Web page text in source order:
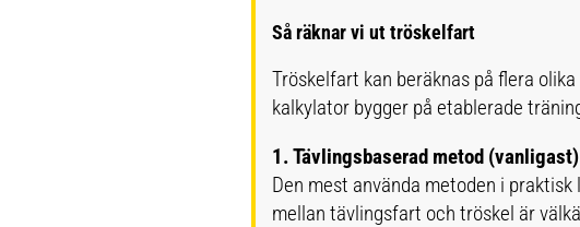
Så räknar vi ut tröskelfart
Tröskelfart kan beräknas på flera
kalkylator bygger på etablerade
1. Tävlingsbaserad metod (vanligast)
Den mest använda metoden i
mellan tävlingsfart och tröskel är